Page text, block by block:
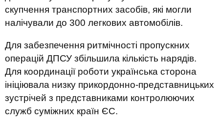
скупчення транспортних засобів, які могли
налічували до 300 легкових автомобілів.
Для забезпечення ритмічності пропускних
операцій ДПСУ збільшила кількість нарядів.
Для координації роботи українська сторона
ініціювала низку прикордонно-представницьких
зустрічей з представниками контролюючих
служб суміжних країн ЄС.